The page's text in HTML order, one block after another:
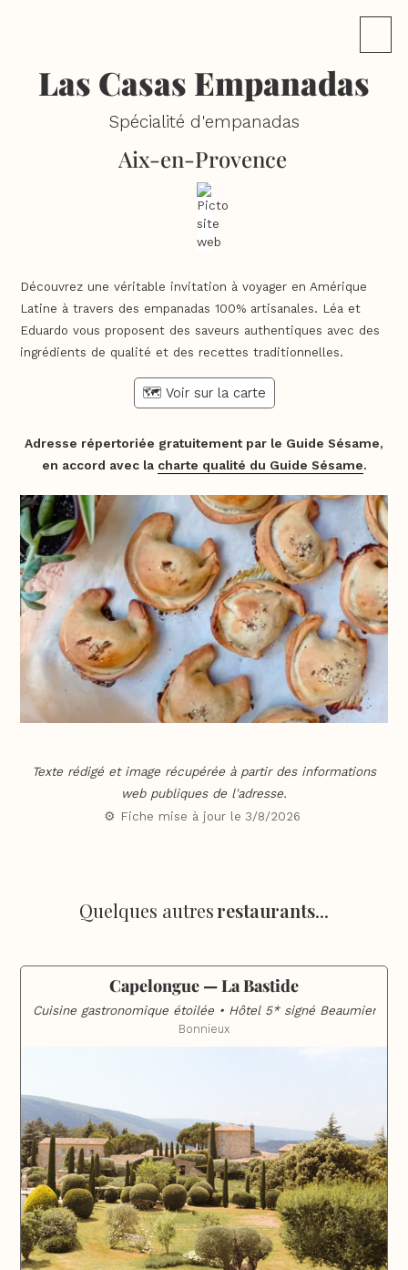
Las Casas Empanadas
Spécialité d'empanadas
Aix-en-Provence
Découvrez une véritable invitation à voyager en Amérique
Latine à travers des empanadas 100% artisanales. Léa et
Eduardo vous proposent des saveurs authentiques avec des
ingrédients de qualité et des recettes traditionnelles.
🗺️ Voir sur la carte
Adresse répertoriée gratuitement par le Guide Sésame,
en accord avec la charte qualité du Guide Sésame.
Texte rédigé et image récupérée à partir des informations
web publiques de l'adresse.
⚙️ Fiche mise à jour le 3/8/2026
Quelques autresrestaurants...
Capelongue — La Bastide
Cuisine gastronomique étoilée • Hôtel 5* signé Beaumier
Bonnieux